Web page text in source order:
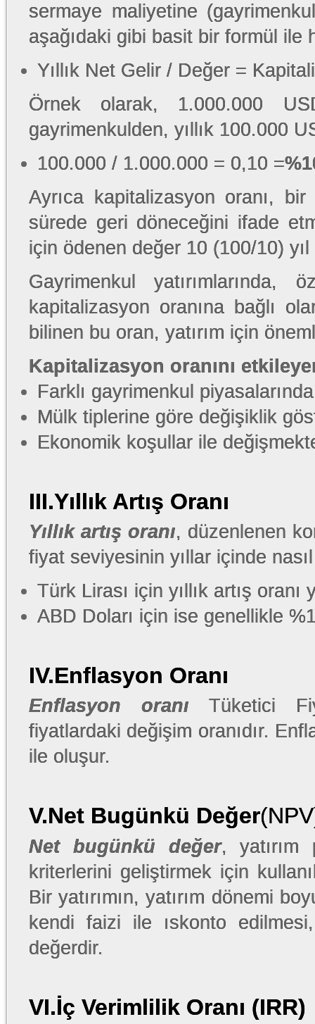
sermaye maliyetine
aşağıdaki gibi basit bir formül ile
Yıllık Net Gelir / Değer =
Örnek olarak, 1.000.000
gayrimenkulden, yıllık 100.000
100.000 / 1.000.000 = 0,10 =
Ayrıca kapitalizasyon oranı,
sürede geri döneceğini ifade
için ödenen değer 10 (100/10)
Gayrimenkul
kapitalizasyon oranına bağlı
bilinen bu oran, yatırım için
Kapitalizasyon oranını
Farklı gayrimenkul
Mülk tiplerine göre değişiklik
Ekonomik koşullar ile
III.Yıllık Artış Oranı
Yıllık artış oranı, düzenlenen
fiyat seviyesinin yıllar içinde
Türk Lirası için yıllık artış
ABD Doları için ise genellikle %1
IV.Enflasyon Oranı
Enflasyon oranı Tüketici
fiyatlardaki değişim oranıdır.
ile oluşur.
V.Net Bugünkü Değer
Net bugünkü değer, yatırım
kriterlerini geliştirmek için
Bir yatırımın, yatırım dönemi
kendi faizi ile ıskonto
değerdir.
VI.İç Verimlilik Oranı (IRR)